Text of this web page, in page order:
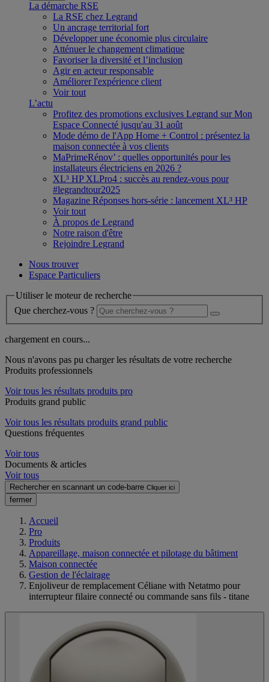
La démarche RSE
La RSE chez Legrand
Un ancrage territorial fort
Développer une économie plus circulaire
Atténuer le changement climatique
Favoriser la diversité et l’inclusion
Agir en acteur responsable
Améliorer l'expérience client
Voir tout
L’actu
Profitez des promotions exclusives Legrand sur Mon
Espace Connecté jusqu'au 31 août
Mode démo de l'App Home + Control : présentez la
maison connectée à vos clients
MaPrimeRénov’ : quelles opportunités pour les
installateurs électriciens en 2026 ?
XL³ HP XLPro4 : succès au rendez-vous pour
#legrandtour2025
Magazine Réponses hors-série : lancement XL³ HP
Voir tout
À propos de Legrand
Notre raison d'être
Rejoindre Legrand
Nous trouver
Espace Particuliers
Utiliser le moteur de recherche
Que cherchez-vous ?
chargement en cours...
Nous n'avons pas pu charger les résultats de votre recherche
Produits professionnels
Voir tous les résultats produits pro
Produits grand public
Voir tous les résultats produits grand public
Questions fréquentes
Voir tous
Documents & articles
Voir tous
Rechercher en scannant un code-barre Cliquer ici
fermer
Accueil
Pro
Produits
Appareillage, maison connectée et pilotage du bâtiment
Maison connectée
Gestion de l'éclairage
Enjoliveur de remplacement Céliane with Netatmo pour
interrupteur filaire connecté ou commande sans fils - titane